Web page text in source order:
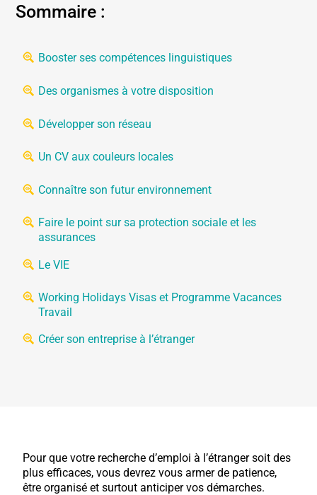
Sommaire :
Booster ses compétences linguistiques
Des organismes à votre disposition
Développer son réseau
Un CV aux couleurs locales
Connaître son futur environnement
Faire le point sur sa protection sociale et les
assurances
Le VIE
Working Holidays Visas et Programme Vacances
Travail
Créer son entreprise à l’étranger
Pour que votre recherche d’emploi à l’étranger soit des
plus efficaces, vous devrez vous armer de patience,
être organisé et surtout anticiper vos démarches.